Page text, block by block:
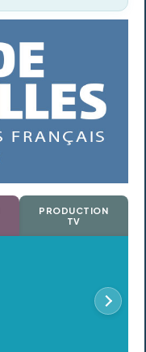
PRODUCTION
TV